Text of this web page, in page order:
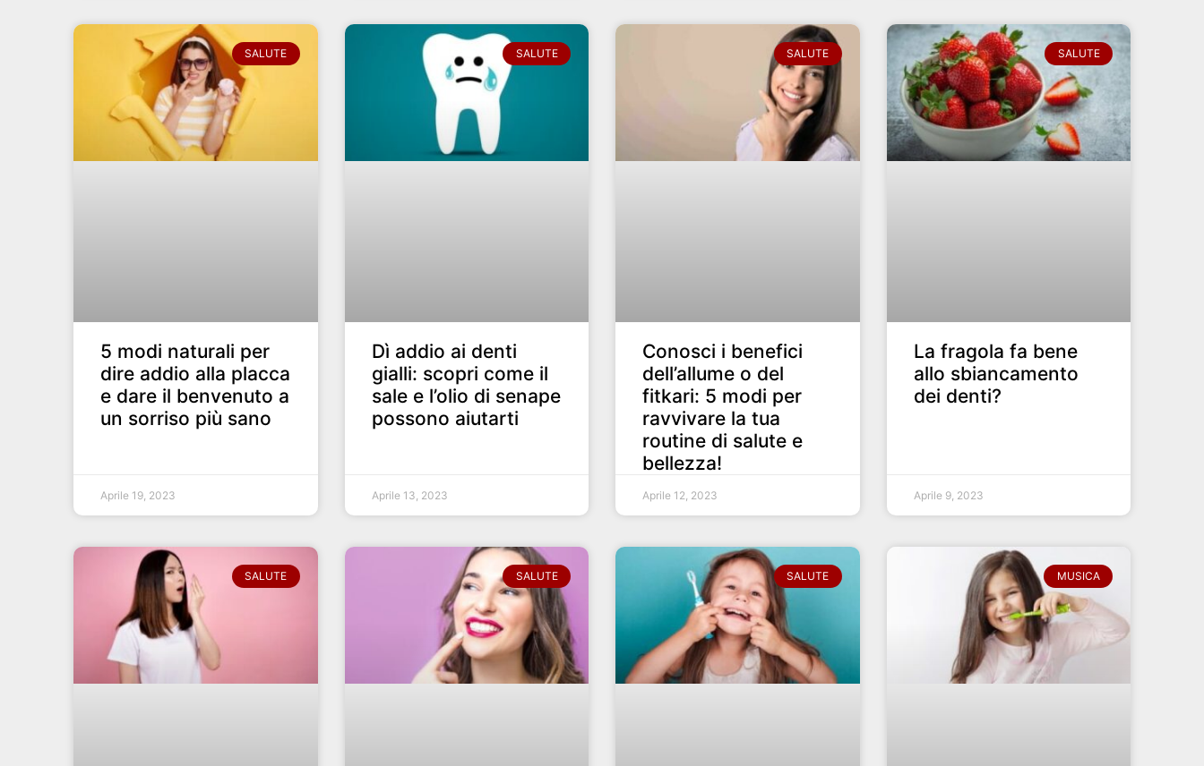
SALUTE
5 modi naturali per
dire addio alla placca
e dare il benvenuto a
un sorriso più sano
Aprile 19, 2023
SALUTE
Dì addio ai denti
gialli: scopri come il
sale e l’olio di senape
possono aiutarti
Aprile 13, 2023
SALUTE
Conosci i benefici
dell’allume o del
fitkari: 5 modi per
ravvivare la tua
routine di salute e
bellezza!
Aprile 12, 2023
SALUTE
La fragola fa bene
allo sbiancamento
dei denti?
Aprile 9, 2023
SALUTE SALUTE SALUTE MUSICA